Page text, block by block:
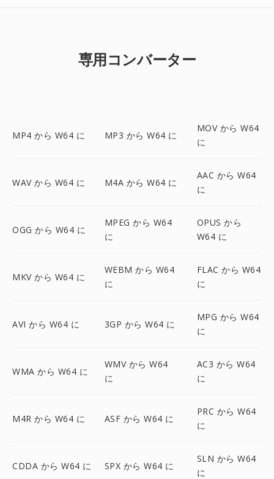
専用コンバーター
MP4 から W64 に MP3 から W64 に
MOV から W64
に
WAV から W64 に M4A から W64 に
AAC から W64
に
OGG から W64 に
MPEG から W64
に
OPUS から
W64 に
MKV から W64 に
WEBM から W64
に
FLAC から W64
に
AVI から W64 に 3GP から W64 に
MPG から W64
に
WMA から W64 に
WMV から W64
に
AC3 から W64
に
M4R から W64 に ASF から W64 に
PRC から W64
に
CDDA から W64 に SPX から W64 に
SLN から W64
に